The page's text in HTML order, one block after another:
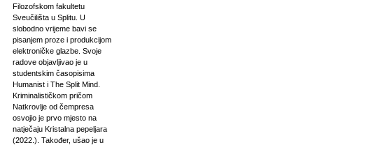
Filozofskom fakultetu
Sveučilišta u Splitu. U
slobodno vrijeme bavi se
pisanjem proze i produkcijom
elektroničke glazbe. Svoje
radove objavljivao je u
studentskim časopisima
Humanist i The Split Mind.
Kriminalističkom pričom
Natkrovlje od čempresa
osvojio je prvo mjesto na
natječaju Kristalna pepeljara
(2022.). Također, ušao je u